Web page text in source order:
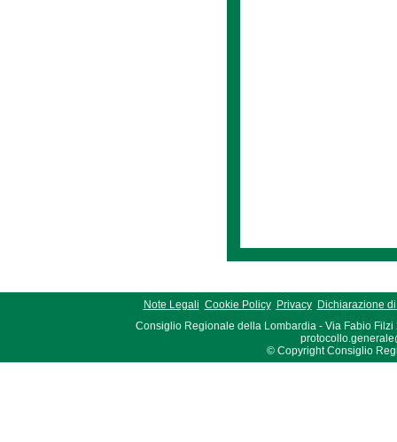
Note Legali Cookie Policy Privacy
Dichiarazione
Consiglio Regionale della Lombardia - Via Fabio Filzi
© Copyright Consiglio